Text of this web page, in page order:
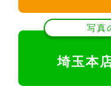
写真
埼玉本